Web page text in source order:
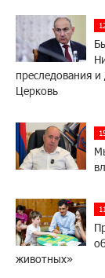
преследования
Церковь
животных»